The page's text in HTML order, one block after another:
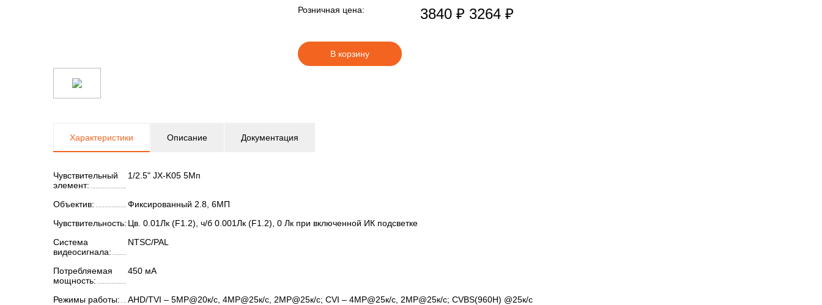
Розничная цена:
3840 ₽ 3264 ₽
В корзину
Характеристики Описание Документация
Чувствительный
элемент:
1/2.5" JX-K05 5Мп
Объектив:
Фиксированный 2.8, 6МП
Чувствительность: Цв. 0.01Лк (F1.2), ч/б 0.001Лк (F1.2), 0 Лк при включенной ИК подсветке
Система
видеосигнала:
NTSC/PAL
Потребляемая
мощность:
450 мА
Режимы работы:
AHD/TVI – 5MP@20к/с, 4MP@25к/с, 2МР@25к/с; CVI – 4MP@25к/с, 2МР@25к/с; CVBS(960H) @25к/с